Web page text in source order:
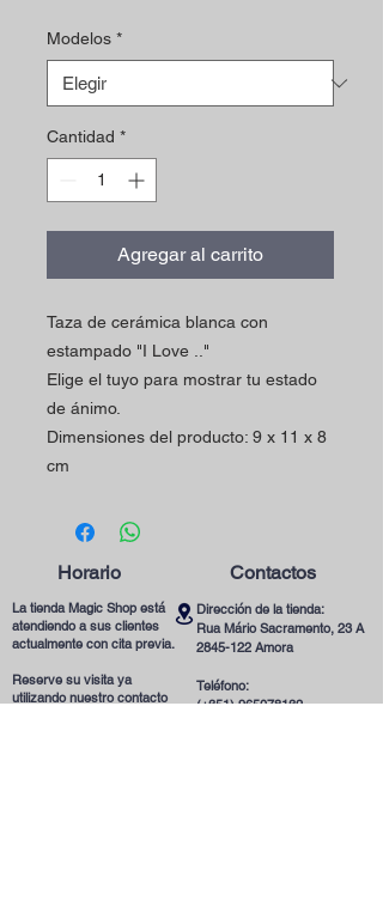
Modelos *
Cantidad *
Agregar al carrito
Taza de cerámica blanca con
estampado "I Love .."
Elige el tuyo para mostrar tu estado
de ánimo.
Dimensiones del producto: 9 x 11 x 8
cm
Horario
La tienda Magic Shop está
atendiendo a sus clientes
actualmente con cita previa.
Reserve su visita ya
utilizando nuestro contacto
Contactos
Dirección de la tienda:
Rua Mário Sacramento, 23 A
2845-122 Amora
Teléfono:
(+351)965078132